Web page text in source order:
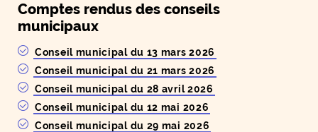
Comptes rendus des conseils
municipaux
Conseil municipal du 13 mars 2026
Conseil municipal du 21 mars 2026
Conseil municipal du 28 avril 2026
Conseil municipal du 12 mai 2026
Conseil municipal du 29 mai 2026